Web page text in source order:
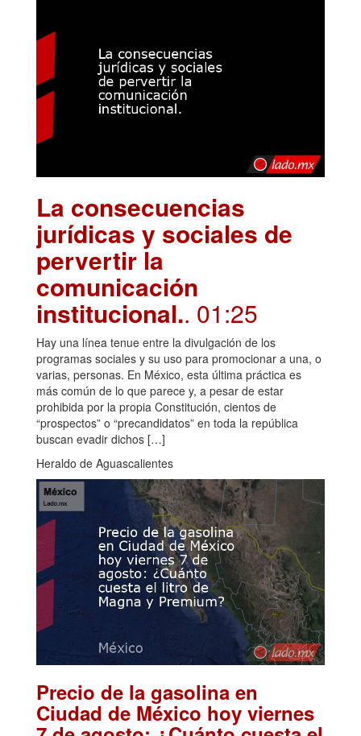
La consecuencias
jurídicas y sociales de
pervertir la
comunicación
institucional.. 01:25
Hay una línea tenue entre la divulgación de los
programas sociales y su uso para promocionar a una, o
varias, personas. En México, esta última práctica es
más común de lo que parece y, a pesar de estar
prohibida por la propia Constitución, cientos de
“prospectos” o “precandidatos” en toda la república
buscan evadir dichos […]
Heraldo de Aguascalientes
Precio de la gasolina en
Ciudad de México hoy viernes